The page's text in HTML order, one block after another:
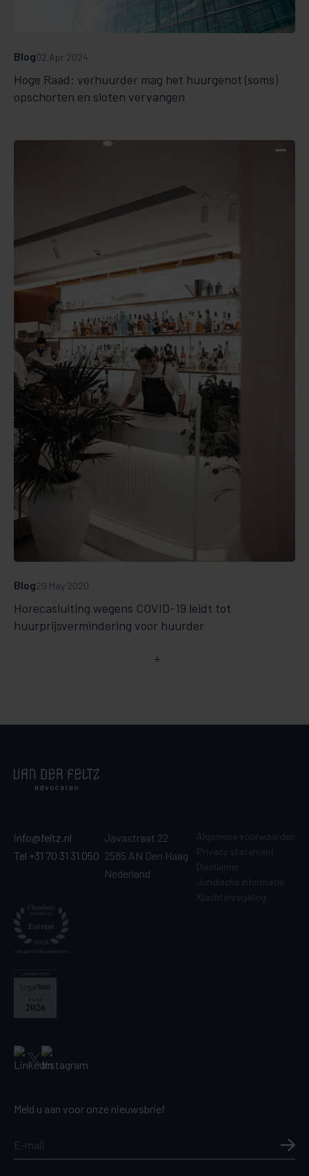
Hoge Raad: verhuurder mag het huurgenot (soms)
opschorten en sloten vervangen
Blog02 Apr 2024
Horecasluiting wegens COVID-19 leidt tot
huurprijsvermindering voor huurder
Blog29 May 2020
info@feltz.nl
Tel +31 70 31 31 050
Javastraat 22
2585 AN Den Haag
Nederland
Algemene voorwaarden
Privacy statement
Disclaimer
Juridische informatie
Klachtenregeling
Meld u aan voor onze nieuwsbrief